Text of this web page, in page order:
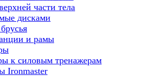
части тела
дисками
и рамы
к силовым тренажерам
Ironmaster